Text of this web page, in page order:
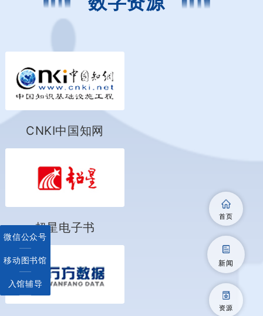
CNKI中国知网
超星电子书
微信公众号
移动图书馆
入馆辅导
首页
新闻
资源